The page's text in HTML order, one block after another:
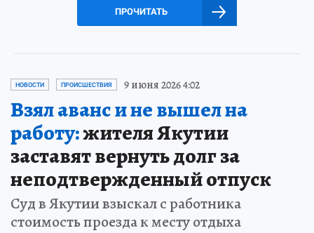
ПРОЧИТАТЬ
НОВОСТИ ПРОИСШЕСТВИЯ 9 июня 2026 4:02
Взял аванс и не вышел на
работу:жителя Якутии
заставят вернуть долг за
неподтвержденный отпуск
Суд в Якутии взыскал с работника
стоимость проезда к месту отдыха